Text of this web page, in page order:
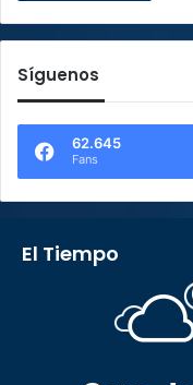
Síguenos
62.645
Fans
El Tiempo